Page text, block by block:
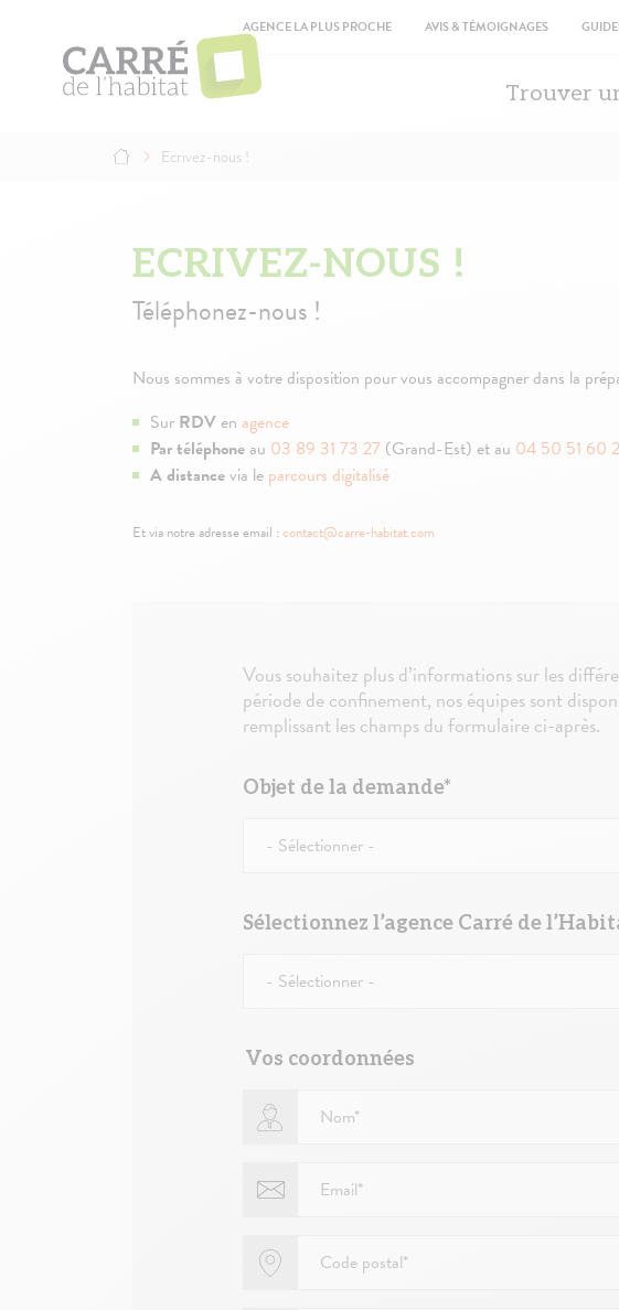
AGENCE LA PLUS PROCHE AVIS & TÉMOIGNAGES
navigation
Trouver
Ecrivez-nous !
ECRIVEZ-NOUS !
Téléphonez-nous !
Nous sommes à votre disposition pour vous accompagner dans la
Sur RDV en agence
Par téléphone au 03 89 31 73 27 (Grand-Est) et au 04 50 51 60
A distancevia le parcours digitalisé
Et via notre adresse email : contact@carre-habitat.com
Vous souhaitez plus d’informations sur les
période de confinement, nos équipes sont
remplissant les champs du formulaire ci-après.
Objet de la demande*
Sélectionnez l’agence Carré de
Vos coordonnées
Nom*
Email*
Code postal*